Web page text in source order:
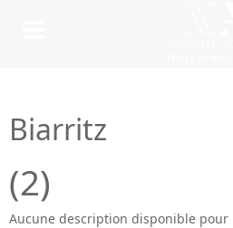
Biarritz
(2)
Aucune description disponible